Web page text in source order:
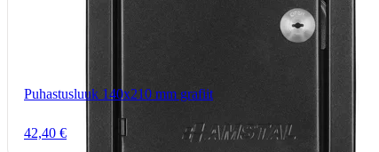
Puhastusluuk 140x210 mm grafiit
42,40 €